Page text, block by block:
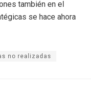
también en el
se hace ahora
no realizadas